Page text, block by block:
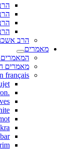
הרב
מאמרים
המאמרים
מאמרים
français
.Articles en français - par ordre chron